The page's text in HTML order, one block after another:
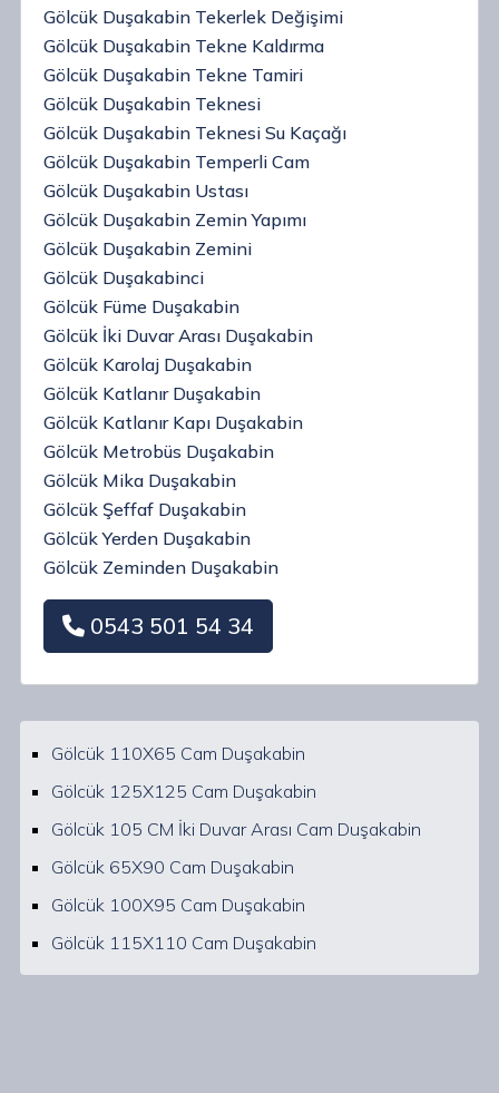
Gölcük Duşakabin Tekerlek Değişimi
Gölcük Duşakabin Tekne Kaldırma
Gölcük Duşakabin Tekne Tamiri
Gölcük Duşakabin Teknesi
Gölcük Duşakabin Teknesi Su Kaçağı
Gölcük Duşakabin Temperli Cam
Gölcük Duşakabin Ustası
Gölcük Duşakabin Zemin Yapımı
Gölcük Duşakabin Zemini
Gölcük Duşakabinci
Gölcük Füme Duşakabin
Gölcük İki Duvar Arası Duşakabin
Gölcük Karolaj Duşakabin
Gölcük Katlanır Duşakabin
Gölcük Katlanır Kapı Duşakabin
Gölcük Metrobüs Duşakabin
Gölcük Mika Duşakabin
Gölcük Şeffaf Duşakabin
Gölcük Yerden Duşakabin
Gölcük Zeminden Duşakabin
0543 501 54 34
Gölcük 110X65 Cam Duşakabin
Gölcük 125X125 Cam Duşakabin
Gölcük 105 CM İki Duvar Arası Cam Duşakabin
Gölcük 65X90 Cam Duşakabin
Gölcük 100X95 Cam Duşakabin
Gölcük 115X110 Cam Duşakabin